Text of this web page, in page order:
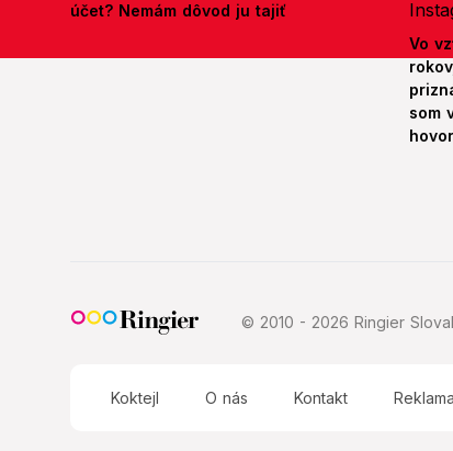
účet? Nemám dôvod ju tajiť
Vo
som
© 2010 - 2026 Ringier
Koktejl O nás Kontakt Reklama